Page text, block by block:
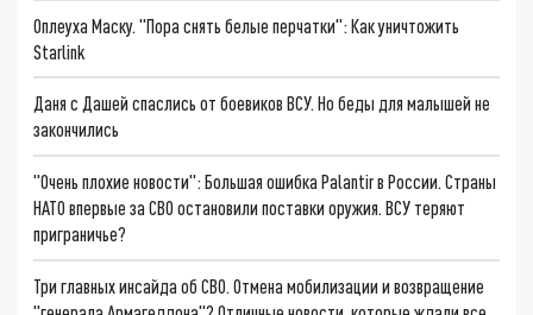
Оплеуха Маску. "Пора снять белые перчатки": Как уничтожить
Starlink
Даня с Дашей спаслись от боевиков ВСУ. Но беды для малышей не
закончились
"Очень плохие новости": Большая ошибка Palantir в России. Страны
НАТО впервые за СВО остановили поставки оружия. ВСУ теряют
приграничье?
Три главных инсайда об СВО. Отмена мобилизации и возвращение